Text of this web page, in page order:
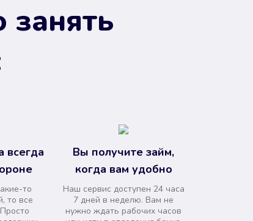
всегда
то
то все
Вы получите займ,
когда вам удобно
Наш сервис доступен 24 часа
7 дней в неделю. Вам не
нужно ждать рабочих часов